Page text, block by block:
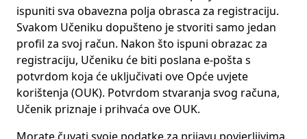
ispuniti sva obavezna polja obrasca za registraciju.
Svakom Učeniku dopušteno je stvoriti samo jedan
profil za svoj račun. Nakon što ispuni obrazac za
registraciju, Učeniku će biti poslana e-pošta s
potvrdom koja će uključivati ove Opće uvjete
korištenja (OUK). Potvrdom stvaranja svog računa,
Učenik priznaje i prihvaća ove OUK.